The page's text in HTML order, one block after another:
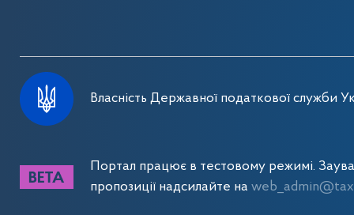
Власність Державної податкової служби
Портал працює в тестовому режимі.
пропозиції надсилайте на